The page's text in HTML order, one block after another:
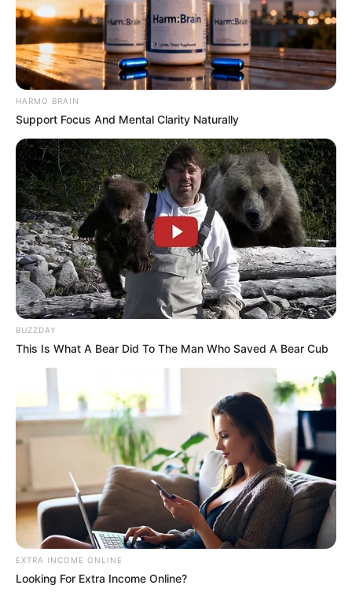
HARMO BRAIN
Support Focus And Mental Clarity Naturally
BUZZDAY
This Is What A Bear Did To The Man Who Saved A Bear Cub
EXTRA INCOME ONLINE
Looking For Extra Income Online?